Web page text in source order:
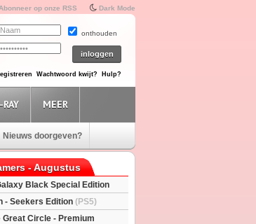
Abonneer op onze RSS Dark Mode
onthouden
Wachtwoord kwijt? Hulp?
MEER
Nieuws doorgeven?
- Augustus
Black Special Edition
- Seekers Edition (PS5)
Great Circle - Premium